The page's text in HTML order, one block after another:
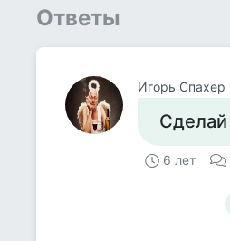
Ответы
Игорь Спахер
Сделай
6 лет